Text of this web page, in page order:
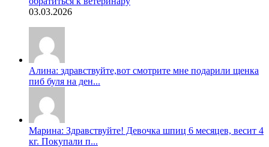
03.03.2026
Алина: здравствуйте,вот смотрите мне подарили щенка
пиб буля на ден...
Марина: Здравствуйте! Девочка шпиц 6 месяцев, весит 4
кг. Покупали п...